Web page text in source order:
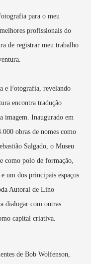
para o meu
profissionais do
de registrar meu trabalho
e Fotografia, revelando
encontra tradução
imagem. Inaugurado em
obras de nomes como
Salgado, o Museu
como polo de formação,
um dos principais espaços
Autoral de Lino
dialogar com outras
capital criativa.
de Bob Wolfenson,